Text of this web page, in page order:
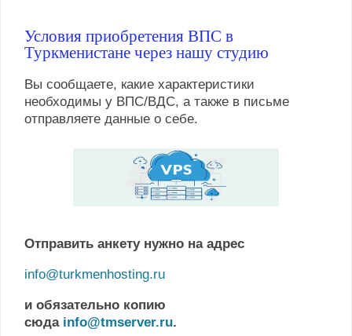
Условия приобретения ВПС в
Туркменистане через нашу студию
Вы сообщаете, какие характеристики
необходимы у ВПС/ВДС, а также в письме
отправляете данные о себе.
Отправить анкету нужно на адрес
info@turkmenhosting.ru
и обязательно копию
сюда info@tmserver.ru.